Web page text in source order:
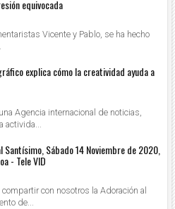
equivocada
Vicente y Pablo, se ha hecho
explica cómo la creatividad ayuda a
Agencia internacional de noticias,
activida...
Santísimo, Sábado 14 Noviembre de 2020,
- Tele VID
con nosotros la Adoración al
de...